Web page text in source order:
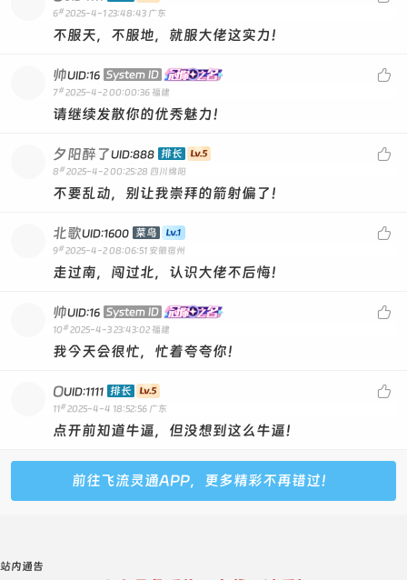
6# 2025-4-1 23:48:43 广东
不服天，不服地，就服大佬这实力！

帅UID:16 System ID
7# 2025-4-2 00:00:36 福建
请继续发散你的优秀魅力！

夕阳醉了UID:888 排长
8 # 2025-4-2 00:25:28 四川绵阳
不要乱动，别让我崇拜的箭射偏了！

北歌UID:1600 菜鸟
9# 2025-4-2 08:06:51 安徽宿州
走过南，闯过北，认识大佬不后悔！

帅UID:16 System ID
10 # 2025-4-3 23:43:02 福建
我今天会很忙，忙着夸夸你！

OUID:1111 排长
11# 2025-4-4 18:52:56 广东
点开前知道牛逼，但没想到这么牛逼！
前往飞流灵通APP，更多精彩不再错过！
站内通告